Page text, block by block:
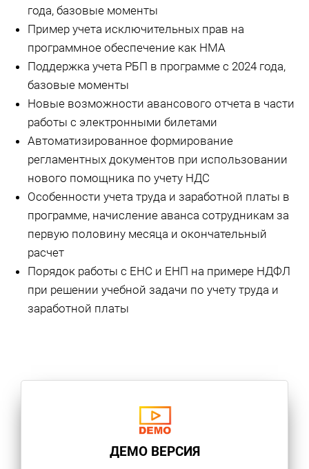
года, базовые моменты
Пример учета исключительных прав на
программное обеспечение как НМА
Поддержка учета РБП в программе с 2024 года,
базовые моменты
Новые возможности авансового отчета в части
работы с электронными билетами
Автоматизированное формирование
регламентных документов при использовании
нового помощника по учету НДС
Особенности учета труда и заработной платы в
программе, начисление аванса сотрудникам за
первую половину месяца и окончательный
расчет
Порядок работы с ЕНС и ЕНП на примере НДФЛ
при решении учебной задачи по учету труда и
заработной платы
ДЕМО ВЕРСИЯ